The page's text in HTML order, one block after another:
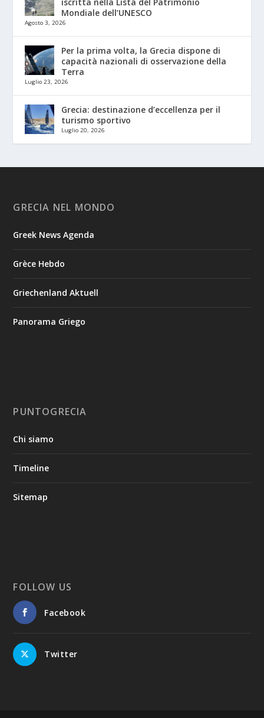
Mondiale dell’UNESCO
Agosto 3, 2026
Per la prima volta, la Grecia dispone di
capacità nazionali di osservazione della
Terra
Luglio 23, 2026
Grecia: destinazione d’eccellenza per il
turismo sportivo
Luglio 20, 2026
GRECIA NEL MONDO
Greek News Agenda
Grèce Hebdo
Griechenland Aktuell
Panorama Griego
PUNTOGRECIA
Chi siamo
Timeline
Sitemap
FOLLOW US
Facebook
Twitter